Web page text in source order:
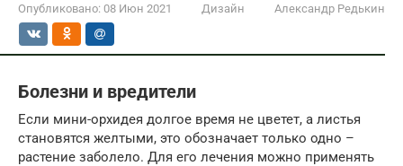
Опубликовано: 08 Июн 2021 Дизайн Александр Редькин
Болезни и вредители
Если мини-орхидея долгое время не цветет, а листья
становятся желтыми, это обозначает только одно –
растение заболело. Для его лечения можно применять